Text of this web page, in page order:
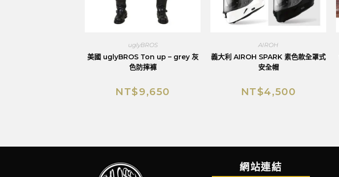
uglyBROS
美國 uglyBROS Ton up – grey 灰
色防摔褲
NT$9,650
AIROH
義大利 AIROH SPARK 素色款全罩式
安全帽
NT$4,500
網站連結